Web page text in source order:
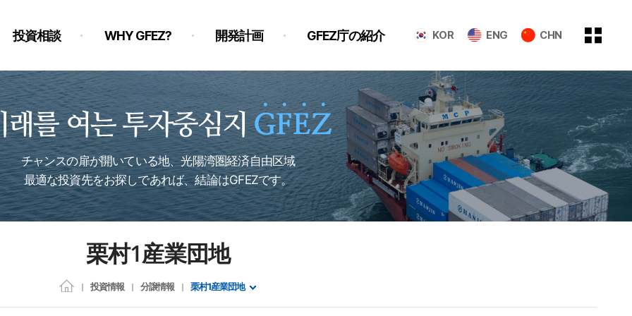
KOR ENG CHN
投資相談 WHY GFEZ? 開発計画 GFEZ庁の紹介
チャンスの扉が開いている地、光陽湾圏経済自由区域
最適な投資先をお探しであれば、結論はGFEZです。
栗村1産業団地
投資情報 分譲情報 栗村1産業団地